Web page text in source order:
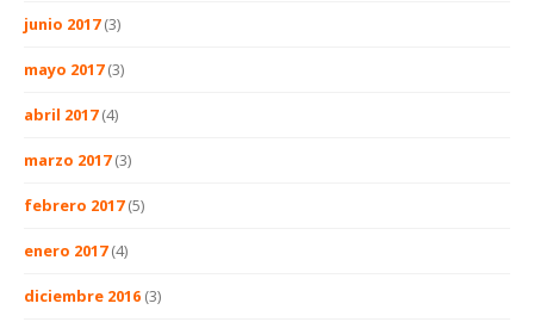
junio 2017(3)
mayo 2017(3)
abril 2017(4)
marzo 2017(3)
febrero 2017(5)
enero 2017(4)
diciembre 2016 (3)